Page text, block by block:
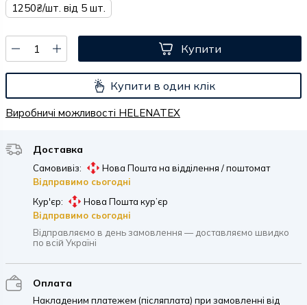
1250₴/шт. від 5 шт.
Купити
Купити в один клік
Виробничі можливості HELENATEX
Доставка
Самовивіз:
Нова Пошта на відділення / поштомат
Відправимо сьогодні
Кур'єр:
Нова Пошта кур’єр
Відправимо сьогодні
Відправляємо в день замовлення — доставляємо швидко
по всій Україні
Оплата
Накладеним платежем (післяплата) при замовленні від